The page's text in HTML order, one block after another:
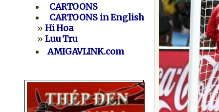
CARTOONS
CARTOONS in English
» Hi Hoa
» Luu Tru
AMIGAVLINK.com